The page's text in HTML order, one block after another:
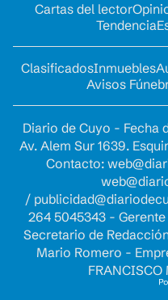
Cartas del lector
Tendencia
ClasificadosInmuebles
Avisos
Diario de Cuyo - Fecha
Av. Alem Sur 1639.
Contacto:
/
264 5045343 -
Secretario de
Mario Romero -
FRANCISCO